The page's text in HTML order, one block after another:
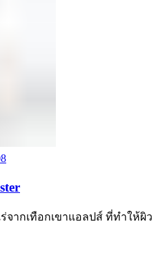
ร่จากเทือกเขาแอลปส์ ที่ทำให้ผิว